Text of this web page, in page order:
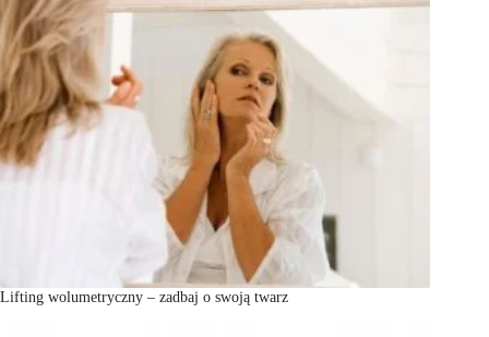
Lifting wolumetryczny – zadbaj o swoją twarz